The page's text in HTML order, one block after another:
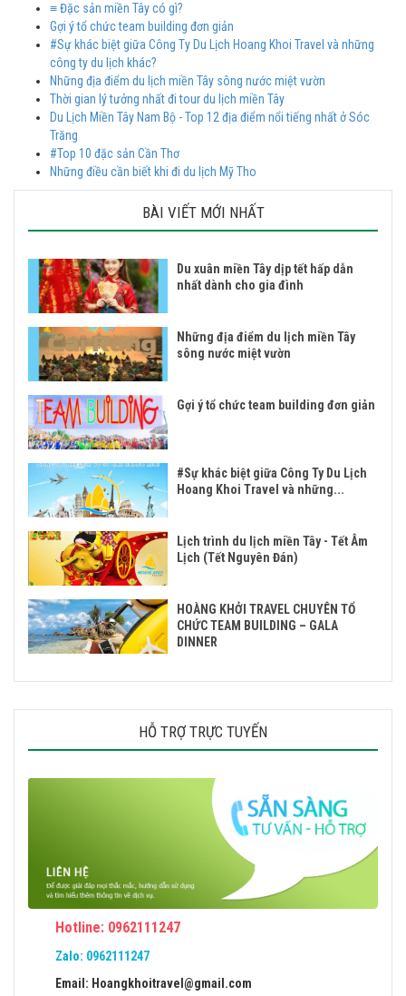
≡ Đặc sản miền Tây có gì?
Gợi ý tổ chức team building đơn giản
#Sự khác biệt giữa Công Ty Du Lịch Hoang Khoi Travel và những
công ty du lịch khác?
Những địa điểm du lịch miền Tây sông nước miệt vườn
Thời gian lý tưởng nhất đi tour du lịch miền Tây
Du Lịch Miền Tây Nam Bộ - Top 12 địa điểm nổi tiếng nhất ở Sóc
Trăng
#Top 10 đặc sản Cần Thơ
Những điều cần biết khi đi du lịch Mỹ Tho
BÀI VIẾT MỚI NHẤT
Du xuân miền Tây dịp tết hấp dẫn
nhất dành cho gia đình
Những địa điểm du lịch miền Tây
sông nước miệt vườn
Gợi ý tổ chức team building đơn giản
#Sự khác biệt giữa Công Ty Du Lịch
Hoang Khoi Travel và những...
Lịch trình du lịch miền Tây - Tết Âm
Lịch (Tết Nguyên Đán)
HOÀNG KHỞI TRAVEL CHUYÊN TỔ
CHỨC TEAM BUILDING – GALA
DINNER
HỖ TRỢ TRỰC TUYẾN
Hotline: 0962111247
Zalo: 0962111247
Email: Hoangkhoitravel@gmail.com